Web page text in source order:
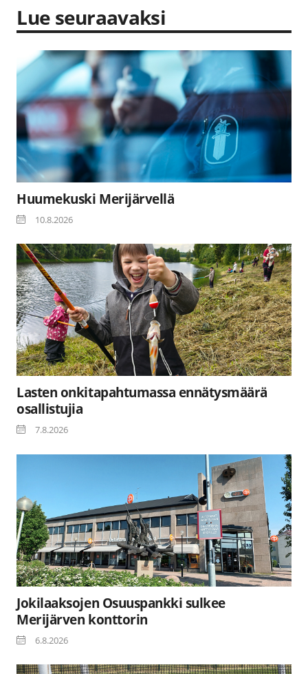
Lue seuraavaksi
Huumekuski Merijärvellä
10.8.2026
Lasten onkitapahtumassa ennätysmäärä
osallistujia
7.8.2026
Jokilaaksojen Osuuspankki sulkee
Merijärven konttorin
6.8.2026